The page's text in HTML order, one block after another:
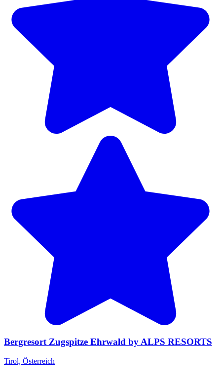
Bergresort Zugspitze Ehrwald by ALPS RESORTS
Tirol, Österreich